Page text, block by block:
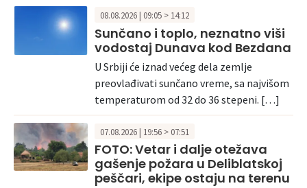
08.08.2026 | 09:05 > 14:12
Sunčano i toplo, neznatno viši
vodostaj Dunava kod Bezdana
U Srbiji će iznad većeg dela zemlje
preovlađivati sunčano vreme, sa najvišom
temperaturom od 32 do 36 stepeni. […]
07.08.2026 | 19:56 > 07:51
FOTO: Vetar i dalje otežava
gašenje požara u Deliblatskoj
peščari, ekipe ostaju na terenu